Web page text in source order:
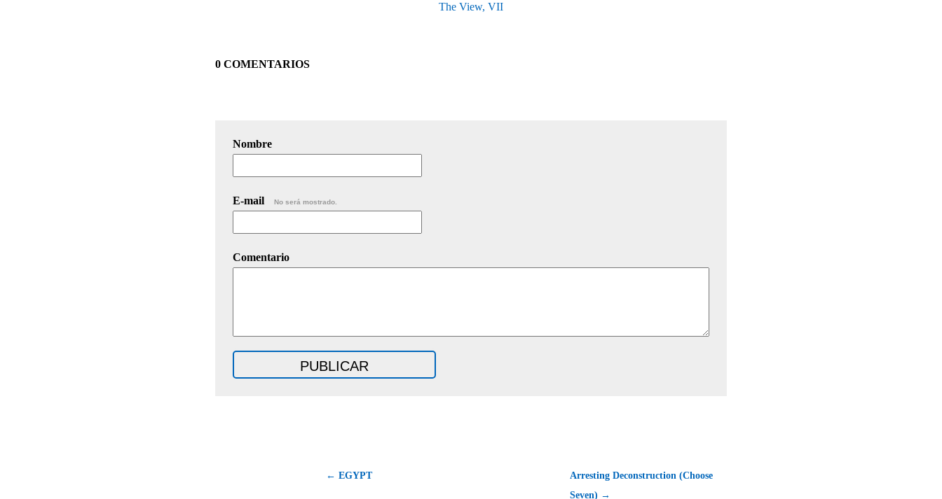
The View, VII
0 COMENTARIOS
Nombre
E-mail No será mostrado.
Comentario
← EGYPT
Arresting Deconstruction (Choose
Seven) →